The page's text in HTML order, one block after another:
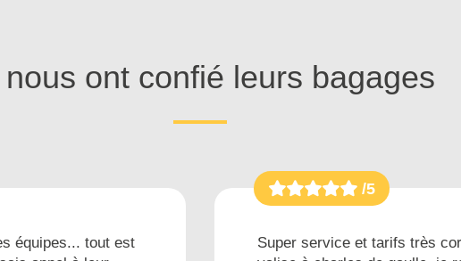
nous ont confié leurs bagages
équipes... tout est
/5
Super service et tarifs très